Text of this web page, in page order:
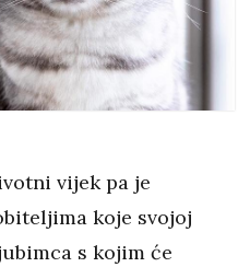
vijek pa je
koje svojoj
s kojim će